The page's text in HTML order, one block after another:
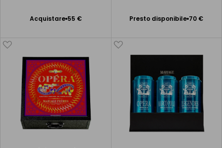
Acquistare 55 €
Aggiungere
Presto disponibile 70 €